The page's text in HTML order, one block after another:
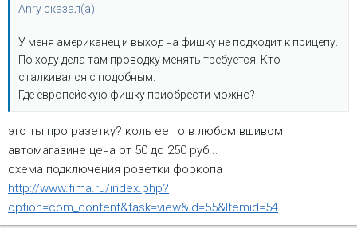
Anry сказал(а):
У меня американец и выход на фишку не подходит к прицепу.
По ходу дела там проводку менять требуется. Кто
сталкивался с подобным.
Где европейскую фишку приобрести можно?
это ты про разетку? коль ее то в любом вшивом
автомагазине цена от 50 до 250 руб...
схема подключения розетки форкопа
http://www.fima.ru/index.php?
option=com_content&task=view&id=55&Itemid=54